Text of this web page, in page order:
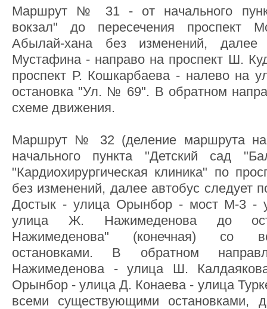
Маршрут № 31 - от начального
вокзал" до пересечения проспект
Абылай-хана без изменений,
Мустафина - направо на проспект Ш.
проспект Р. Кошкарбаева - налево на
остановка "Ул. № 69". В обратном
схеме движения.
Маршрут № 32 (деление
начального пункта "Детский сад
"Кардиохирургическая клиника" по
без изменений, далее автобус следует
Достык - улица Орынбор - мост М-3 -
улица Ж. Нажимеденова до
Нажимеденова" (конечная) со
остановками. В обратном
Нажимеденова - улица Ш.
Орынбор - улица Д. Конаева - улица
всеми существующими остановками,